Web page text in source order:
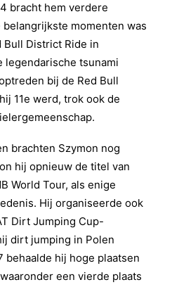
bracht hem verdere
momenten was
District Ride in
legendarische tsunami
bij de Red Bull
11e werd, trok ook de
brachten Szymon nog
hij opnieuw de titel van
World Tour, als enige
Hij organiseerde ook
Dirt Jumping Cup-
dirt jumping in Polen
behaalde hij hoge plaatsen
een vierde plaats